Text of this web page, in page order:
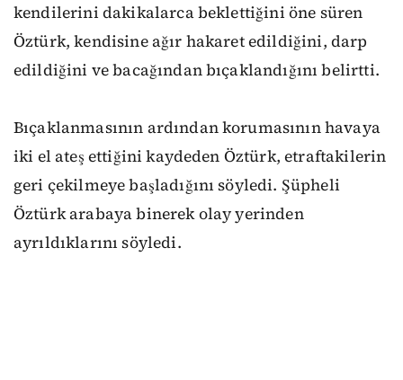
kendilerini dakikalarca beklettiğini öne süren
Öztürk, kendisine ağır hakaret edildiğini, darp
edildiğini ve bacağından bıçaklandığını belirtti.
Bıçaklanmasının ardından korumasının havaya
iki el ateş ettiğini kaydeden Öztürk, etraftakilerin
geri çekilmeye başladığını söyledi. Şüpheli
Öztürk arabaya binerek olay yerinden
ayrıldıklarını söyledi.